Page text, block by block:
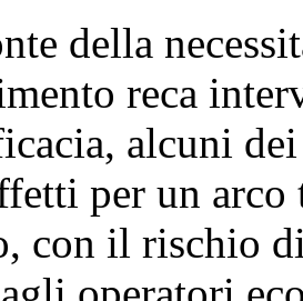
reca
alcuni
per un arco
con il rischio